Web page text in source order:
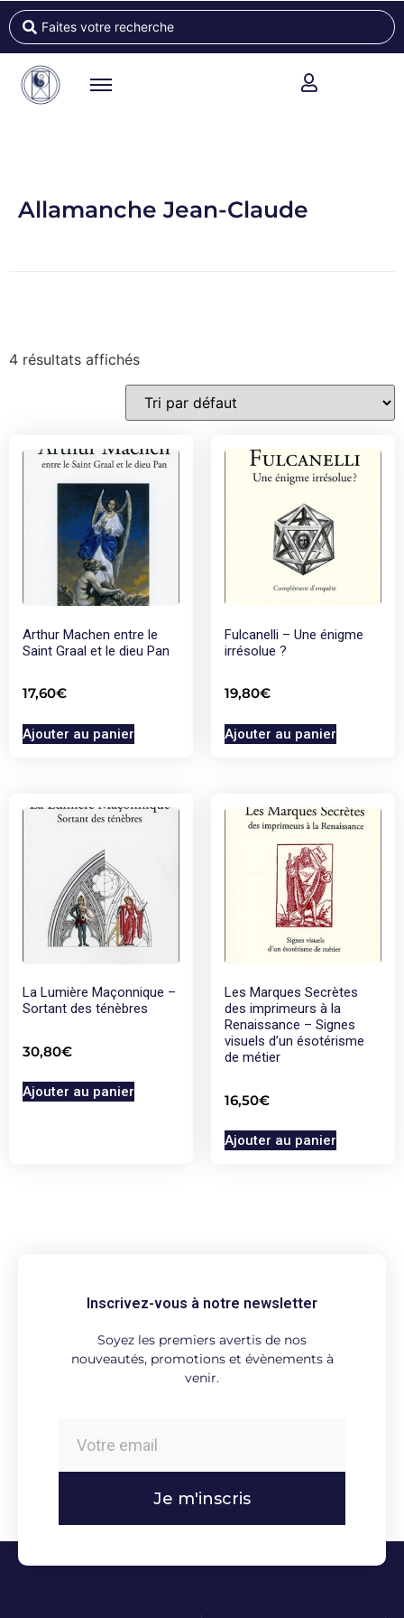
Allamanche Jean-Claude
4 résultats affichés
Arthur Machen entre le
Saint Graal et le dieu Pan
17,60€
Ajouter au panier
Fulcanelli – Une énigme
irrésolue ?
19,80€
Ajouter au panier
La Lumière Maçonnique –
Sortant des ténèbres
30,80€
Ajouter au panier
Les Marques Secrètes
des imprimeurs à la
Renaissance – Signes
visuels d’un ésotérisme
de métier
16,50€
Ajouter au panier
Inscrivez-vous à notre newsletter
Soyez les premiers avertis de nos
nouveautés, promotions et évènements à
venir.
Je m'inscris